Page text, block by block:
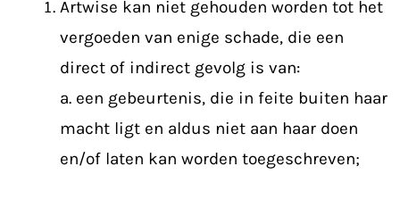
Artwise kan niet gehouden worden tot het
vergoeden van enige schade, die een
direct of indirect gevolg is van:
a. een gebeurtenis, die in feite buiten haar
macht ligt en aldus niet aan haar doen
en/of laten kan worden toegeschreven;